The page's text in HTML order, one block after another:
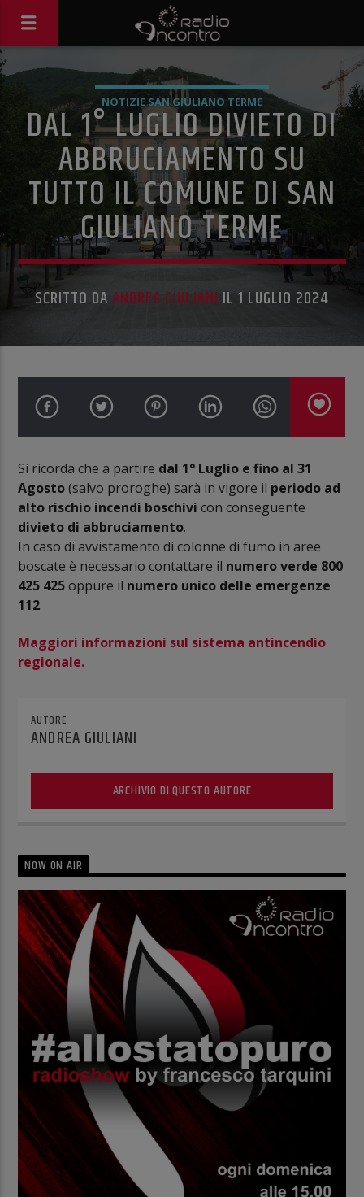
NOTIZIE SAN GIULIANO TERME
DAL 1° LUGLIO DIVIETO DI
ABBRUCIAMENTO SU
TUTTO IL COMUNE DI SAN
GIULIANO TERME
SCRITTO DAANDREA GIULIANI IL 1 LUGLIO 2024
Si ricorda che a partire dal 1° Luglio e fino al 31
Agosto(salvo proroghe) sarà in vigore il periodo ad
alto rischio incendi boschivi con conseguente
divieto di abbruciamento.
In caso di avvistamento di colonne di fumo in aree
boscate è necessario contattare il numero verde 800
425 425oppure il numero unico delle emergenze
112.
Maggiori informazioni sul sistema antincendio
regionale.
AUTORE
ANDREA GIULIANI
ARCHIVIO DI QUESTO AUTORE
NOW ON AIR